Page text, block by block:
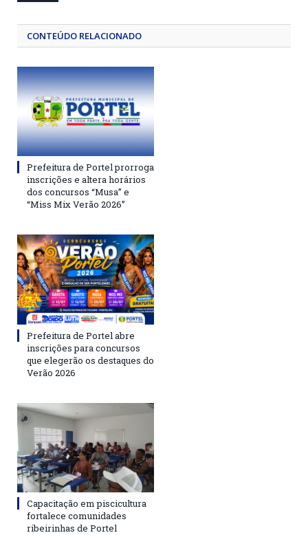
CONTEÚDO RELACIONADO
Prefeitura de Portel prorroga
inscrições e altera horários
dos concursos “Musa” e
“Miss Mix Verão 2026”
Prefeitura de Portel abre
inscrições para concursos
que elegerão os destaques do
Verão 2026
Capacitação em piscicultura
fortalece comunidades
ribeirinhas de Portel